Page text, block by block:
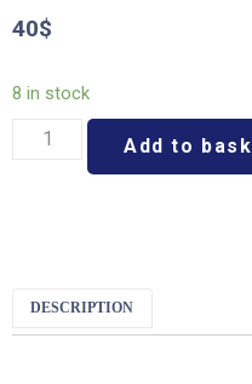
40$
8 in stock
Add to
DESCRIPTION